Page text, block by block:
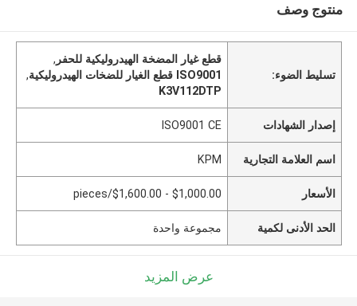
منتوج وصف
تسليط الضوء:
قطع غيار المضخة الهيدروليكية للحفر ,
ISO9001 قطع الغيار للضخات الهيدروليكية
,
K3V112DTP
إصدار الشهادات ISO9001 CE
اسم العلامة التجارية KPM
الأسعار $1,000.00 - $1,600.00/pieces
الحد الأدنى لكمية مجموعة واحدة
عرض المزيد